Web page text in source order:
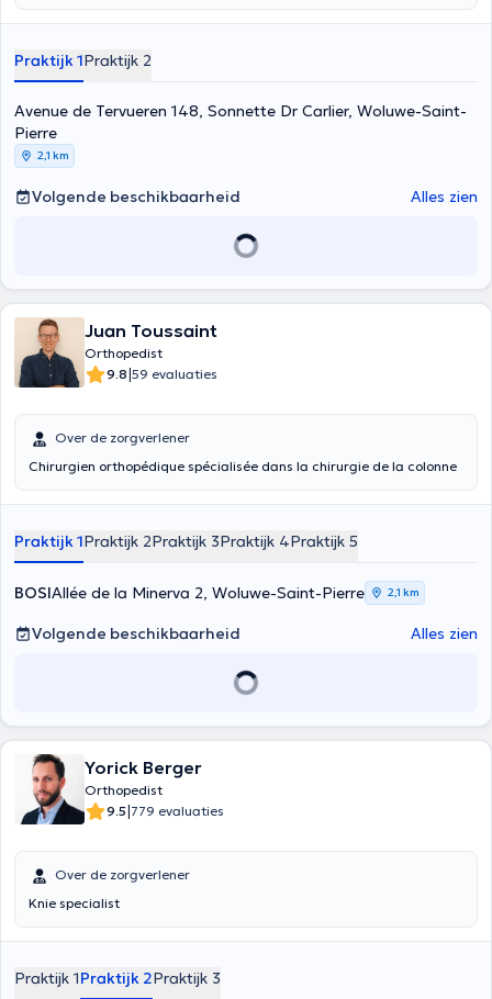
verschillende soorten consulten aan: traumatologie, artroscopie,
Praktijk 1Praktijk 2
Avenue de Tervueren 148, Sonnette Dr Carlier, Woluwe-Saint-
Pierre
2,1 km
Volgende beschikbaarheid Alles zien
Juan Toussaint
Orthopedist
9.8|59 evaluaties
Over de zorgverlener
Chirurgien orthopédique spécialisée dans la chirurgie de la colonne
Praktijk 1Praktijk 2Praktijk 3Praktijk 4Praktijk 5
BOSIAllée de la Minerva 2, Woluwe-Saint-Pierre 2,1 km
Volgende beschikbaarheid Alles zien
Yorick Berger
Orthopedist
9.5|779 evaluaties
Over de zorgverlener
Knie specialist
Praktijk 1Praktijk 2Praktijk 3